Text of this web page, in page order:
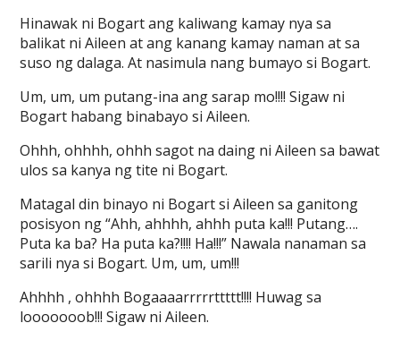
Hinawak ni Bogart ang kaliwang kamay nya sa
balikat ni Aileen at ang kanang kamay naman at sa
suso ng dalaga. At nasimula nang bumayo si Bogart.
Um, um, um putang-ina ang sarap mo!!!! Sigaw ni
Bogart habang binabayo si Aileen.
Ohhh, ohhhh, ohhh sagot na daing ni Aileen sa bawat
ulos sa kanya ng tite ni Bogart.
Matagal din binayo ni Bogart si Aileen sa ganitong
posisyon ng “Ahh, ahhhh, ahhh puta ka!!! Putang….
Puta ka ba? Ha puta ka?!!!! Ha!!!” Nawala nanaman sa
sarili nya si Bogart. Um, um, um!!!
Ahhhh , ohhhh Bogaaaarrrrrttttt!!!! Huwag sa
looooooob!!! Sigaw ni Aileen.